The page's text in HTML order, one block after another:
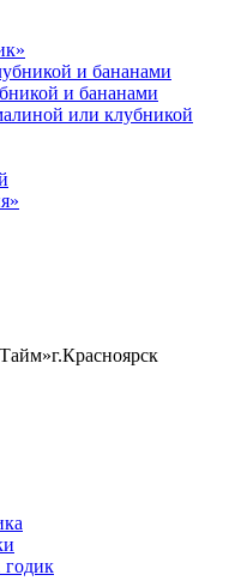
и бананами
и бананами
или клубникой
г.Красноярск
годик